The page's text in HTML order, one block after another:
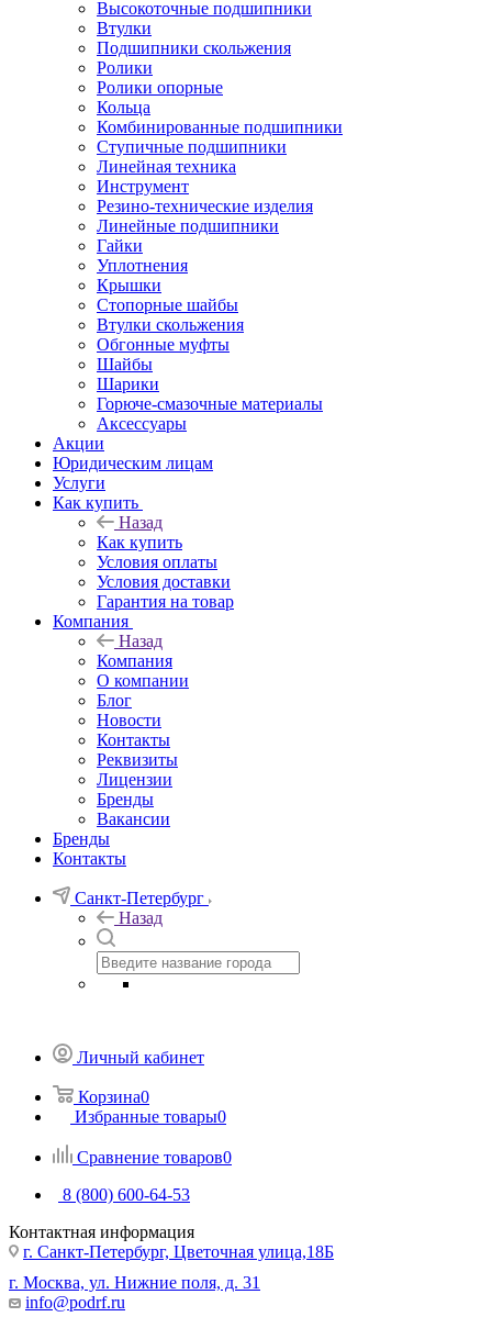
Высокоточные подшипники
Втулки
Подшипники скольжения
Ролики
Ролики опорные
Кольца
Комбинированные подшипники
Ступичные подшипники
Линейная техника
Инструмент
Резино-технические изделия
Линейные подшипники
Гайки
Уплотнения
Крышки
Стопорные шайбы
Втулки скольжения
Обгонные муфты
Шайбы
Шарики
Горюче-смазочные материалы
Аксессуары
Акции
Юридическим лицам
Услуги
Как купить
Назад
Как купить
Условия оплаты
Условия доставки
Гарантия на товар
Компания
Назад
Компания
О компании
Блог
Новости
Контакты
Реквизиты
Лицензии
Бренды
Вакансии
Бренды
Контакты
Санкт-Петербург
Назад
Личный кабинет
Корзина0
Избранные товары0
Сравнение товаров0
8 (800) 600-64-53
Контактная информация
г. Санкт-Петербург, Цветочная улица,18Б
г. Москва, ул. Нижние поля, д. 31
info@podrf.ru